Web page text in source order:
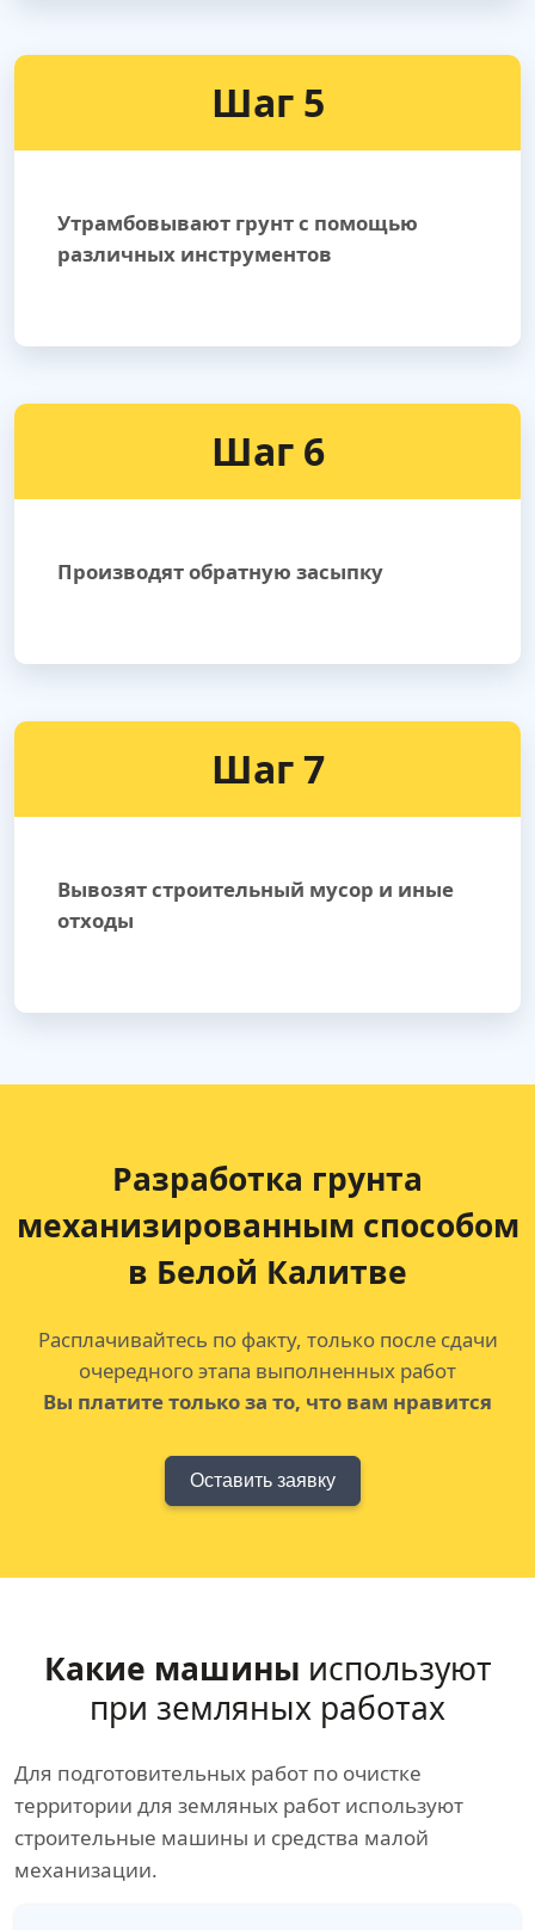
Шаг 5
Утрамбовывают грунт с помощью
различных инструментов
Шаг 6
Производят обратную засыпку
Шаг 7
Вывозят строительный мусор и иные
отходы
Разработка грунта
механизированным способом
в Белой Калитве
Расплачивайтесь по факту, только после сдачи
очередного этапа выполненных работ
Вы платите только за то, что вам нравится
Оставить заявку
Какие машины используют
при земляных работах
Для подготовительных работ по очистке
территории для земляных работ используют
строительные машины и средства малой
механизации.